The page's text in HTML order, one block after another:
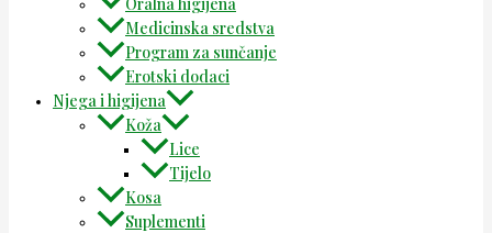
Medicinska sredstva
Program za sunčanje
Erotski dodaci
Njega i higijena
Koža
Lice
Tijelo
Kosa
Suplementi